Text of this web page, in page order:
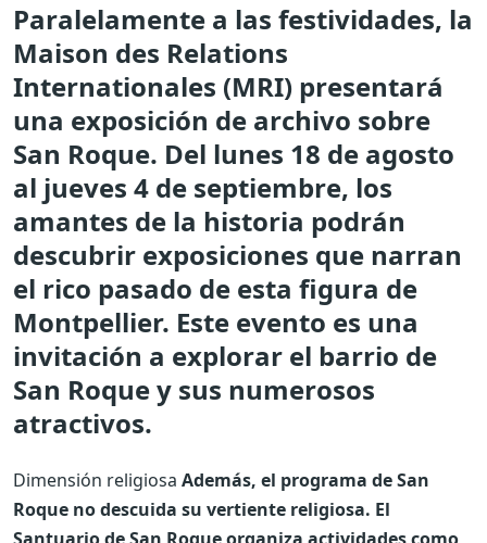
Paralelamente a las festividades, la
Maison des Relations
Internationales (MRI) presentará
una exposición de archivo sobre
San Roque. Del lunes 18 de agosto
al jueves 4 de septiembre, los
amantes de la historia podrán
descubrir exposiciones que narran
el rico pasado de esta figura de
Montpellier. Este evento es una
invitación a explorar el barrio de
San Roque y sus numerosos
atractivos.
Dimensión religiosa Además, el programa de San
Roque no descuida su vertiente religiosa. El